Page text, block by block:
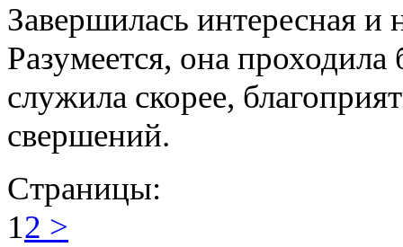
Завершилась интересная
Разумеется, она проходила
служила скорее,
свершений.
Страницы:
12 >